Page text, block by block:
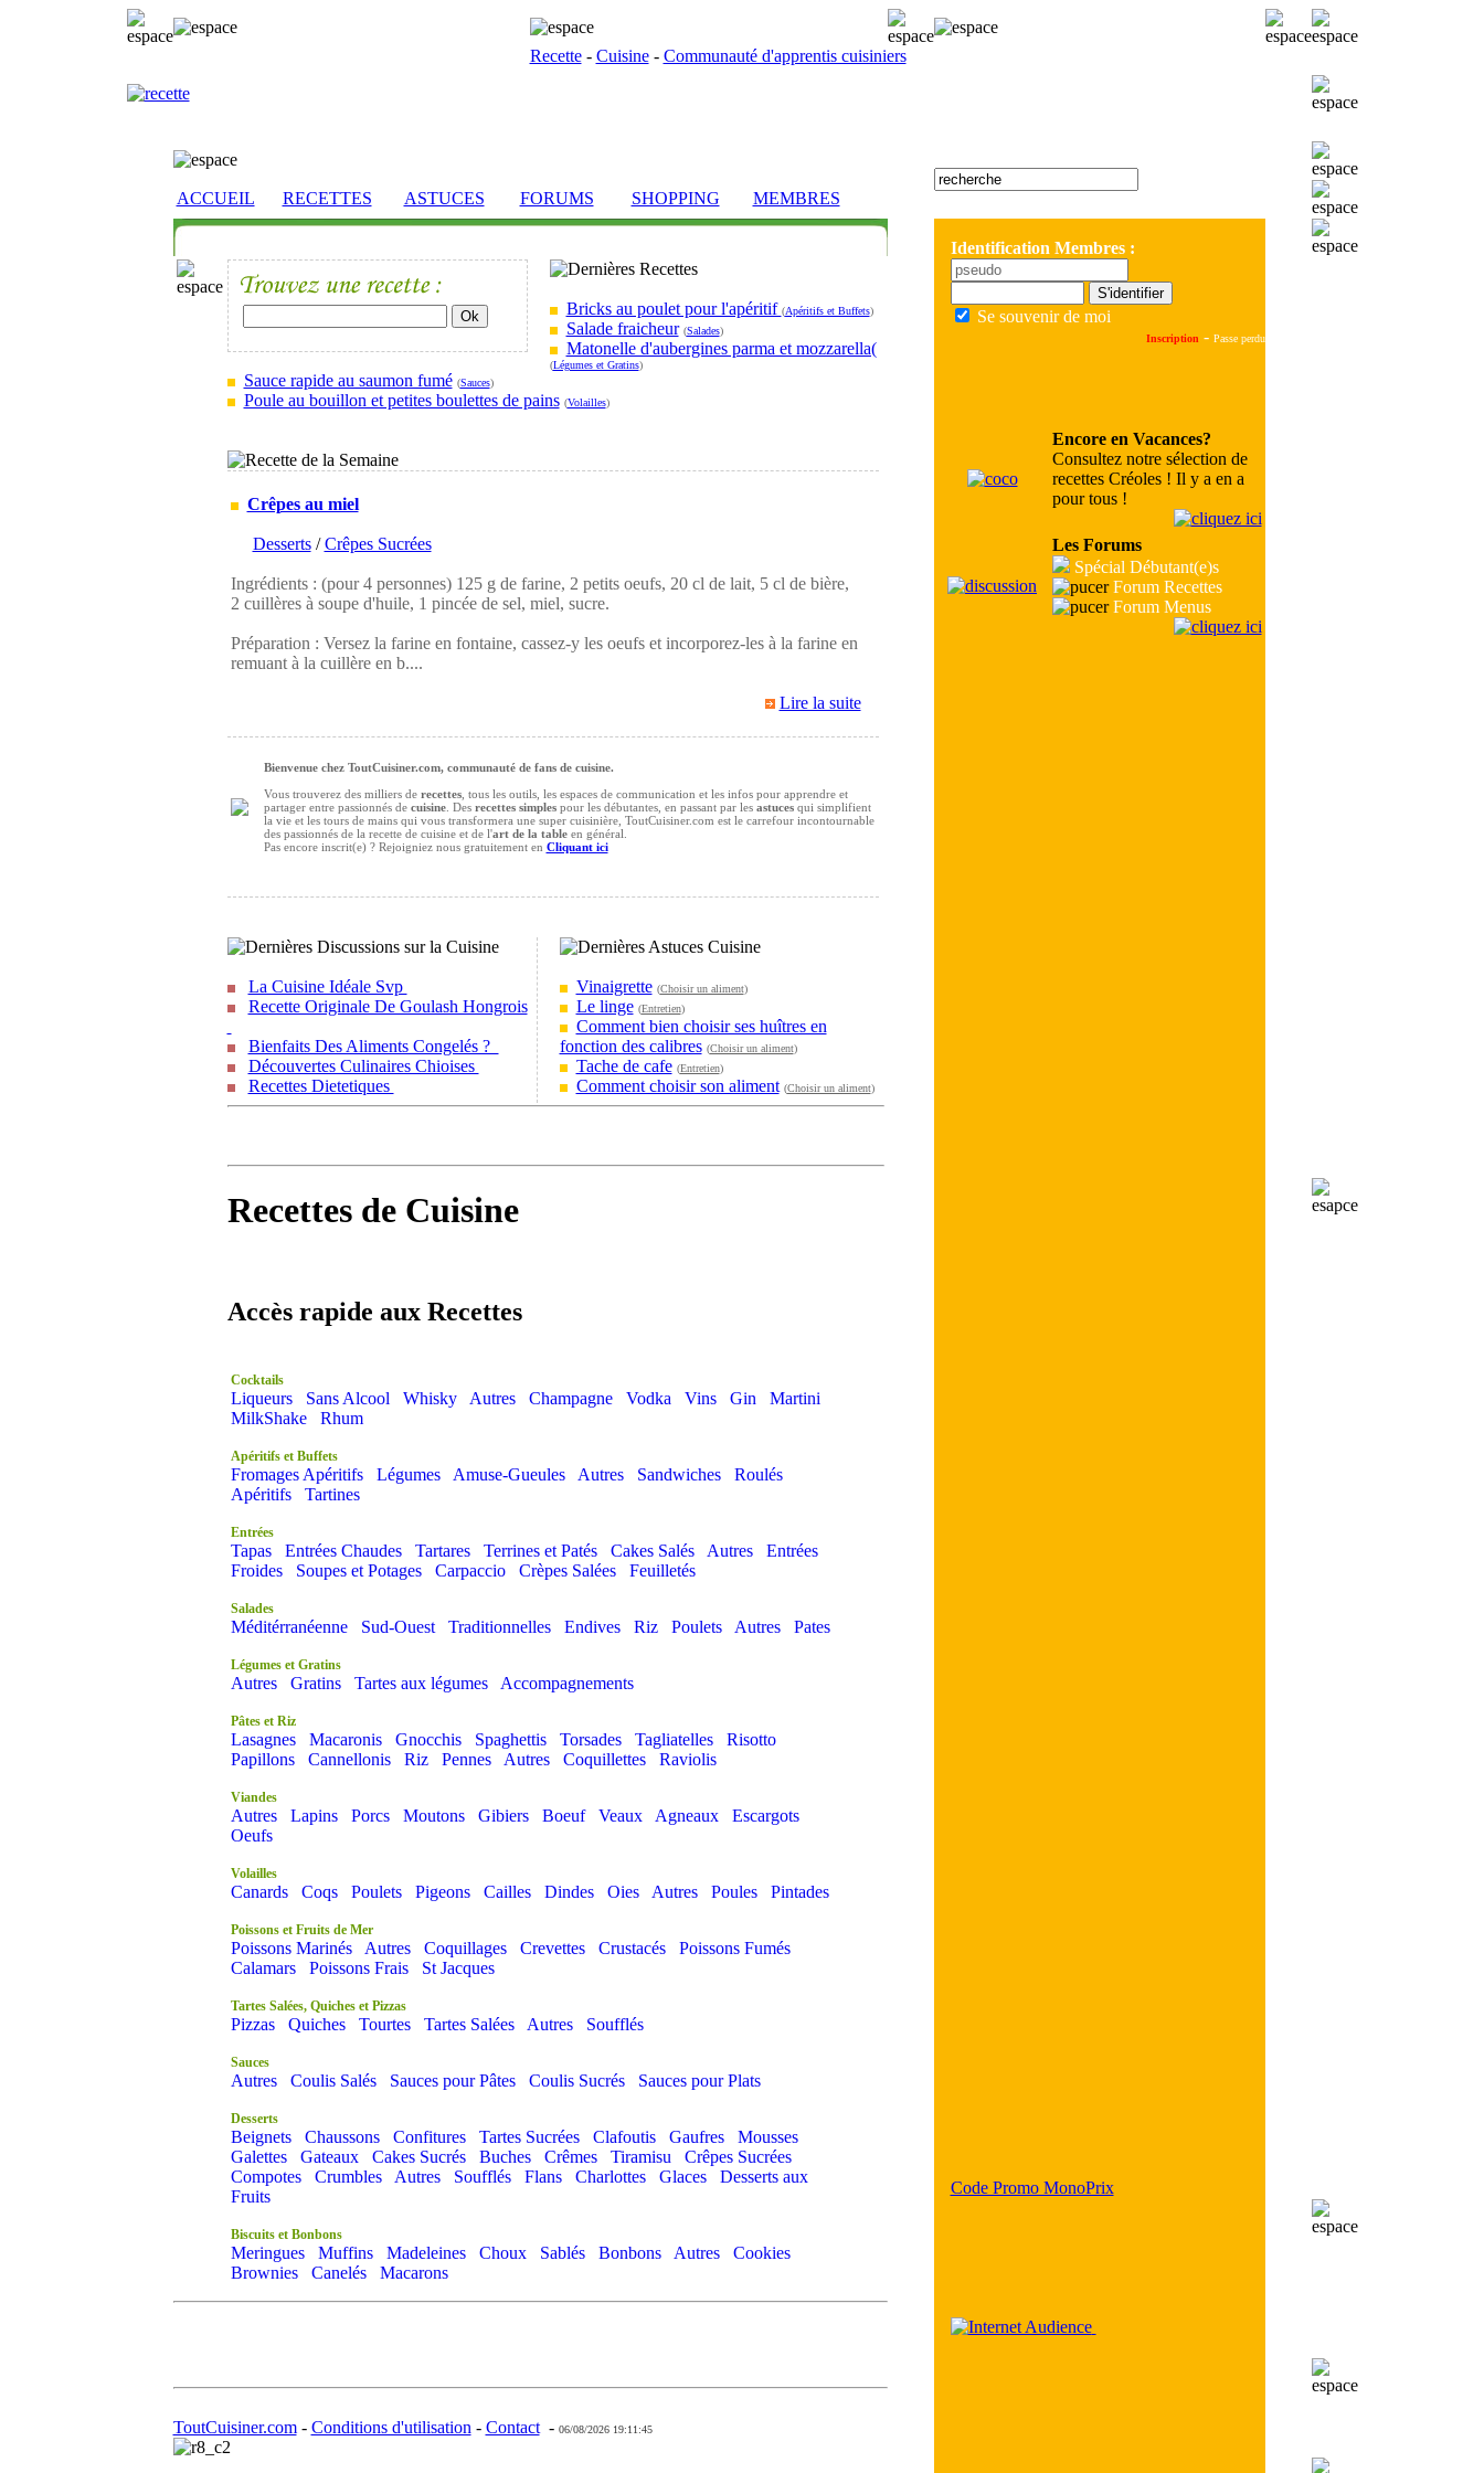
Recette- Cuisine- Communauté d'apprentis cuisiniers
ACCUEIL RECETTES ASTUCES FORUMS SHOPPING MEMBRES
Identification Membres :
Se souvenir de moi
Inscription - Passe perdu
Encore en Vacances?
Consultez notre sélection de
recettes Créoles ! Il y a en a
pour tous !
Les Forums
Spécial Débutant(e)s
Forum Recettes
Forum Menus
Bricks au poulet pour l'apéritif (Apéritifs et Buffets)
Salade fraicheur (Salades)
Matonelle d'aubergines parma et mozzarella(
(Légumes et Gratins)
Sauce rapide au saumon fumé (Sauces)
Poule au bouillon et petites boulettes de pains (Volailles)
Crêpes au miel
Desserts/Crêpes Sucrées
Ingrédients : (pour 4 personnes) 125 g de farine, 2 petits oeufs, 20 cl de lait, 5 cl de bière,
2 cuillères à soupe d'huile, 1 pincée de sel, miel, sucre.
Préparation : Versez la farine en fontaine, cassez-y les oeufs et incorporez-les à la farine en
remuant à la cuillère en b....
Lire la suite
Bienvenue chez ToutCuisiner.com, communauté de fans de cuisine.
Vous trouverez des milliers de recettes, tous les outils, les espaces de communication et les infos pour apprendre et
partager entre passionnés de cuisine. Des recettes simplespour les débutantes, en passant par les astucesqui simplifient
la vie et les tours de mains qui vous transformera une super cuisinière, ToutCuisiner.com est le carrefour incontournable
des passionnés de la recette de cuisine et de l'art de la tableen général.
Pas encore inscrit(e) ? Rejoigniez nous gratuitement en Cliquant ici
La Cuisine Idéale Svp
Recette Originale De Goulash Hongrois
Bienfaits Des Aliments Congelés ?
Découvertes Culinaires Chioises
Recettes Dietetiques
Vinaigrette (Choisir un aliment)
Le linge (Entretien)
Comment bien choisir ses huîtres en
fonction des calibres (Choisir un aliment)
Tache de cafe (Entretien)
Comment choisir son aliment (Choisir un aliment)
Recettes de Cuisine
Accès rapide aux Recettes
Cocktails
Liqueurs Sans Alcool Whisky Autres Champagne Vodka Vins Gin
Martini
MilkShake
Rhum
Apéritifs et Buffets
Fromages Apéritifs Légumes Amuse-Gueules Autres Sandwiches
Roulés
Apéritifs
Tartines
Entrées
Tapas Entrées Chaudes Tartares Terrines et Patés Cakes Salés Autres
Entrées
Froides
Soupes et Potages Carpaccio Crèpes Salées Feuilletés
Salades
Méditérranéenne Sud-Ouest Traditionnelles Endives Riz Poulets Autres Pates
Légumes et Gratins
Autres Gratins Tartes aux légumes Accompagnements
Pâtes et Riz
Lasagnes Macaronis Gnocchis Spaghettis Torsades Tagliatelles
Risotto
Papillons
Cannellonis Riz Pennes Autres Coquillettes Raviolis
Viandes
Autres Lapins Porcs Moutons Gibiers Boeuf Veaux Agneaux
Escargots
Oeufs
Volailles
Canards Coqs Poulets Pigeons Cailles Dindes Oies Autres Poules Pintades
Poissons et Fruits de Mer
Poissons Marinés Autres Coquillages Crevettes Crustacés
Poissons Fumés
Calamars
Poissons Frais St Jacques
Tartes Salées, Quiches et Pizzas
Pizzas Quiches Tourtes Tartes Salées Autres Soufflés
Sauces
Autres Coulis Salés Sauces pour Pâtes Coulis Sucrés Sauces pour Plats
Desserts
Beignets Chaussons Confitures Tartes Sucrées Clafoutis Gaufres
Mousses
Galettes
Gateaux Cakes Sucrés Buches Crêmes Tiramisu
Crêpes Sucrées
Compotes
Crumbles Autres Soufflés Flans Charlottes Glaces
Desserts aux
Fruits
Biscuits et Bonbons
Meringues Muffins Madeleines Choux Sablés Bonbons Autres
Cookies
Brownies
Canelés Macarons
ToutCuisiner.com- Conditions d'utilisation - Contact- 06/08/2026 19:11:45
Code Promo MonoPrix